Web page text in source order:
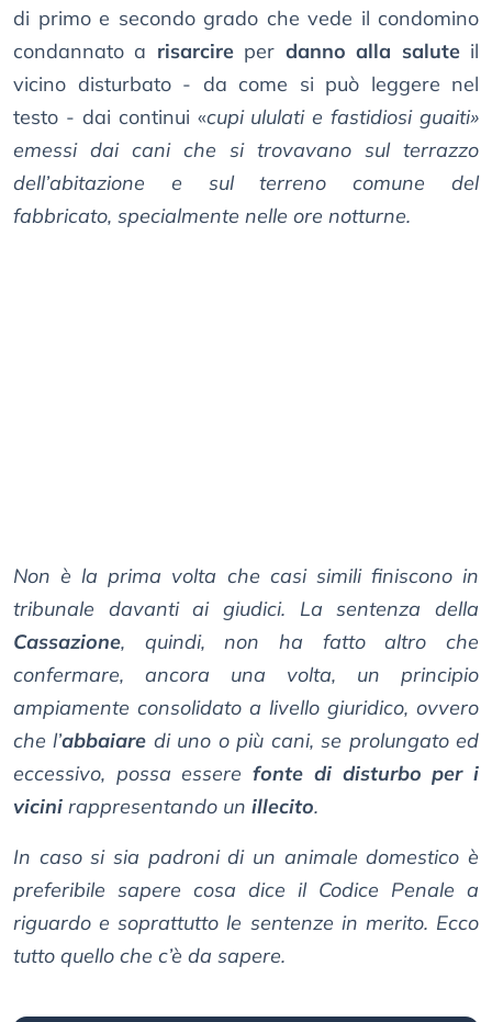
di primo e secondo grado che vede il condomino
condannato a risarcireper danno alla saluteil
vicino disturbato - da come si può leggere nel
testo - dai continui «cupi ululati e fastidiosi guaiti»
emessi dai cani che si trovavano sul terrazzo
dell’abitazione e sul terreno comune del
fabbricato, specialmente nelle ore notturne.
Non è la prima volta che casi simili finiscono in
tribunale davanti ai giudici. La sentenza della
Cassazione, quindi, non ha fatto altro che
confermare, ancora una volta, un principio
ampiamente consolidato a livello giuridico, ovvero
che l’abbaiare di uno o più cani, se prolungato ed
eccessivo, possa esserefonte di disturbo per i
vicini rappresentando un illecito.
In caso si sia padroni di un animale domestico è
preferibile sapere cosa dice il Codice Penale a
riguardo e soprattutto le sentenze in merito. Ecco
tutto quello che c’è da sapere.